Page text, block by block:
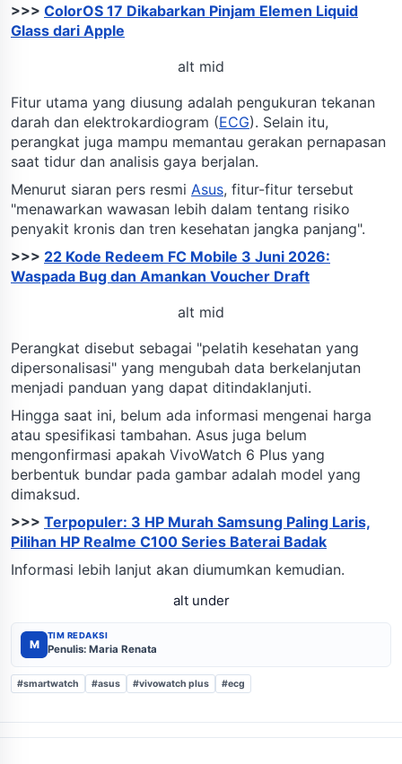
>>> ColorOS 17 Dikabarkan Pinjam Elemen Liquid
Glass dari Apple
alt mid
Fitur utama yang diusung adalah pengukuran tekanan
darah dan elektrokardiogram (ECG). Selain itu,
perangkat juga mampu memantau gerakan pernapasan
saat tidur dan analisis gaya berjalan.
Menurut siaran pers resmi Asus, fitur-fitur tersebut
"menawarkan wawasan lebih dalam tentang risiko
penyakit kronis dan tren kesehatan jangka panjang".
>>> 22 Kode Redeem FC Mobile 3 Juni 2026:
Waspada Bug dan Amankan Voucher Draft
alt mid
Perangkat disebut sebagai "pelatih kesehatan yang
dipersonalisasi" yang mengubah data berkelanjutan
menjadi panduan yang dapat ditindaklanjuti.
Hingga saat ini, belum ada informasi mengenai harga
atau spesifikasi tambahan. Asus juga belum
mengonfirmasi apakah VivoWatch 6 Plus yang
berbentuk bundar pada gambar adalah model yang
dimaksud.
>>> Terpopuler: 3 HP Murah Samsung Paling Laris,
Pilihan HP Realme C100 Series Baterai Badak
Informasi lebih lanjut akan diumumkan kemudian.
alt under
M
TIM REDAKSI
Penulis: Maria Renata
#smartwatch #asus #vivowatch plus #ecg